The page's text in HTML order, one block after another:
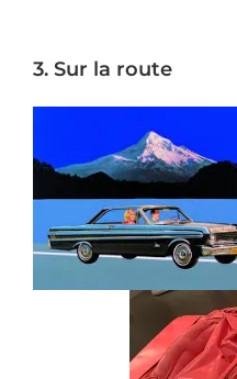
3. Sur la route